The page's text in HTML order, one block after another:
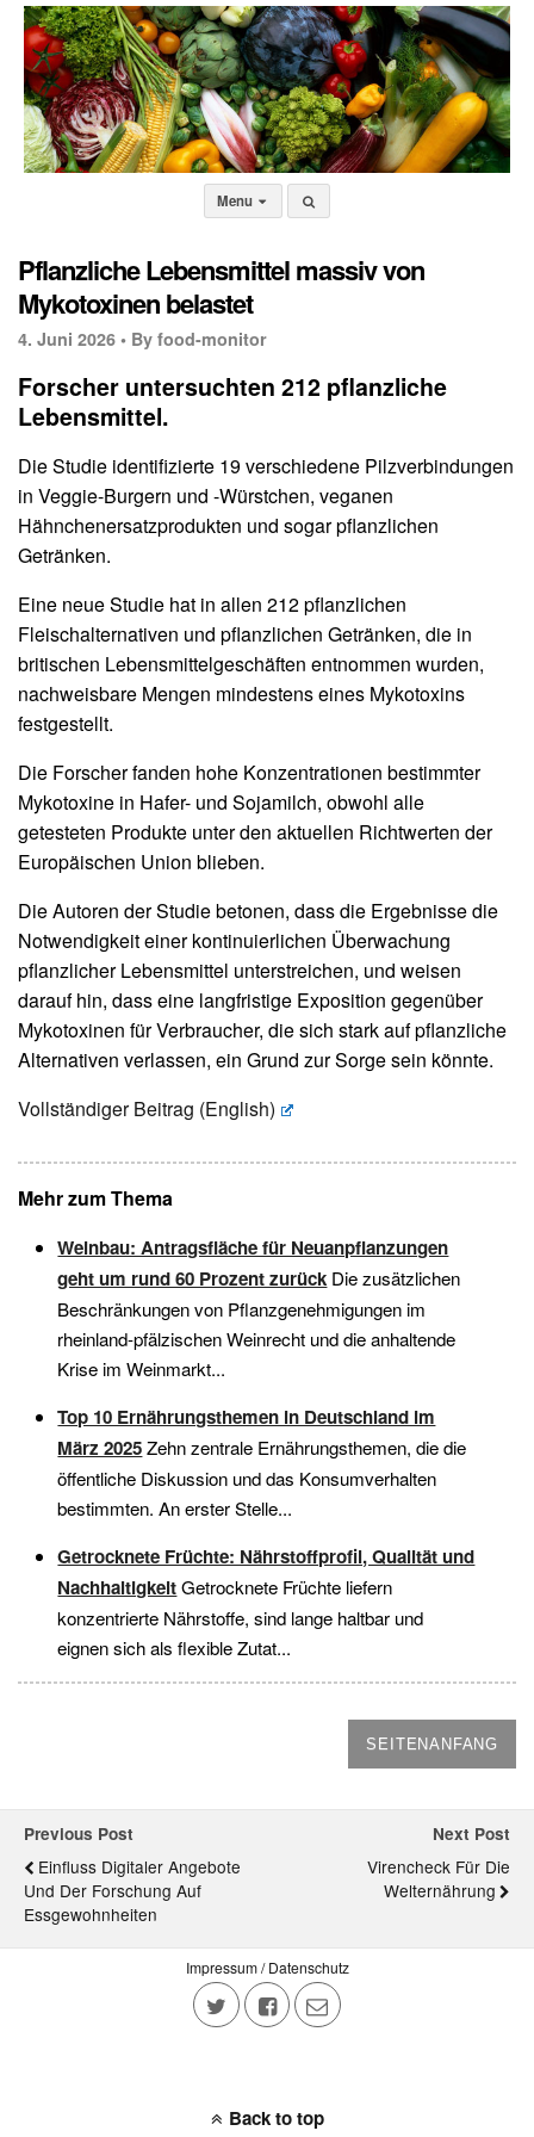
Menu
Pflanzliche Lebensmittel massiv von
Mykotoxinen belastet
4. Juni 2026 • By food-monitor
Forscher untersuchten 212 pflanzliche
Lebensmittel.
Die Studie identifizierte 19 verschiedene Pilzverbindungen
in Veggie-Burgern und -Würstchen, veganen
Hähnchenersatzprodukten und sogar pflanzlichen
Getränken.
Eine neue Studie hat in allen 212 pflanzlichen
Fleischalternativen und pflanzlichen Getränken, die in
britischen Lebensmittelgeschäften entnommen wurden,
nachweisbare Mengen mindestens eines Mykotoxins
festgestellt.
Die Forscher fanden hohe Konzentrationen bestimmter
Mykotoxine in Hafer- und Sojamilch, obwohl alle
getesteten Produkte unter den aktuellen Richtwerten der
Europäischen Union blieben.
Die Autoren der Studie betonen, dass die Ergebnisse die
Notwendigkeit einer kontinuierlichen Überwachung
pflanzlicher Lebensmittel unterstreichen, und weisen
darauf hin, dass eine langfristige Exposition gegenüber
Mykotoxinen für Verbraucher, die sich stark auf pflanzliche
Alternativen verlassen, ein Grund zur Sorge sein könnte.
Vollständiger Beitrag (English)
Mehr zum Thema
Weinbau: Antragsfläche für Neuanpflanzungen
geht um rund 60 Prozent zurück Die zusätzlichen
Beschränkungen von Pflanzgenehmigungen im
rheinland-pfälzischen Weinrecht und die anhaltende
Krise im Weinmarkt...
Top 10 Ernährungsthemen in Deutschland im
März 2025Zehn zentrale Ernährungsthemen, die die
öffentliche Diskussion und das Konsumverhalten
bestimmten. An erster Stelle...
Getrocknete Früchte: Nährstoffprofil, Qualität und
NachhaltigkeitGetrocknete Früchte liefern
konzentrierte Nährstoffe, sind lange haltbar und
eignen sich als flexible Zutat...
SEITENANFANG
Previous Post
Einfluss Digitaler Angebote
Und Der Forschung Auf
Essgewohnheiten
Next Post
Virencheck Für Die
Welternährung
Impressum / Datenschutz
Back to top